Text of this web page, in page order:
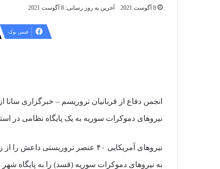
8 آگوست 2021 آخرین به روز رسانی: 8 آگوست 2021
فیس بوک
انجمن دفاع از قربانیان تروریسم – خبرگزاری
نیروهای دموکرات سوریه به یک پایگاه نظامی در
نیروهای آمریکایی ۴۰ عنصر
به نیروهای دموکرات سوریه (قسد) را به پایگاه شهر